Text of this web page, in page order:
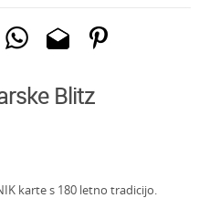
Blitz
karte s 180 letno tradicijo.